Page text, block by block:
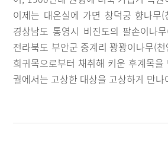
이제는 대온실에 가면 창덕궁 향나무
경상남도 통영시 비진도의 팔손이나
전라북도 부안군 중계리 꽝꽝이나무(
희귀목으로부터 채취해 키운 후계목
궐에서는 고상한 대상을 고상하게 만나